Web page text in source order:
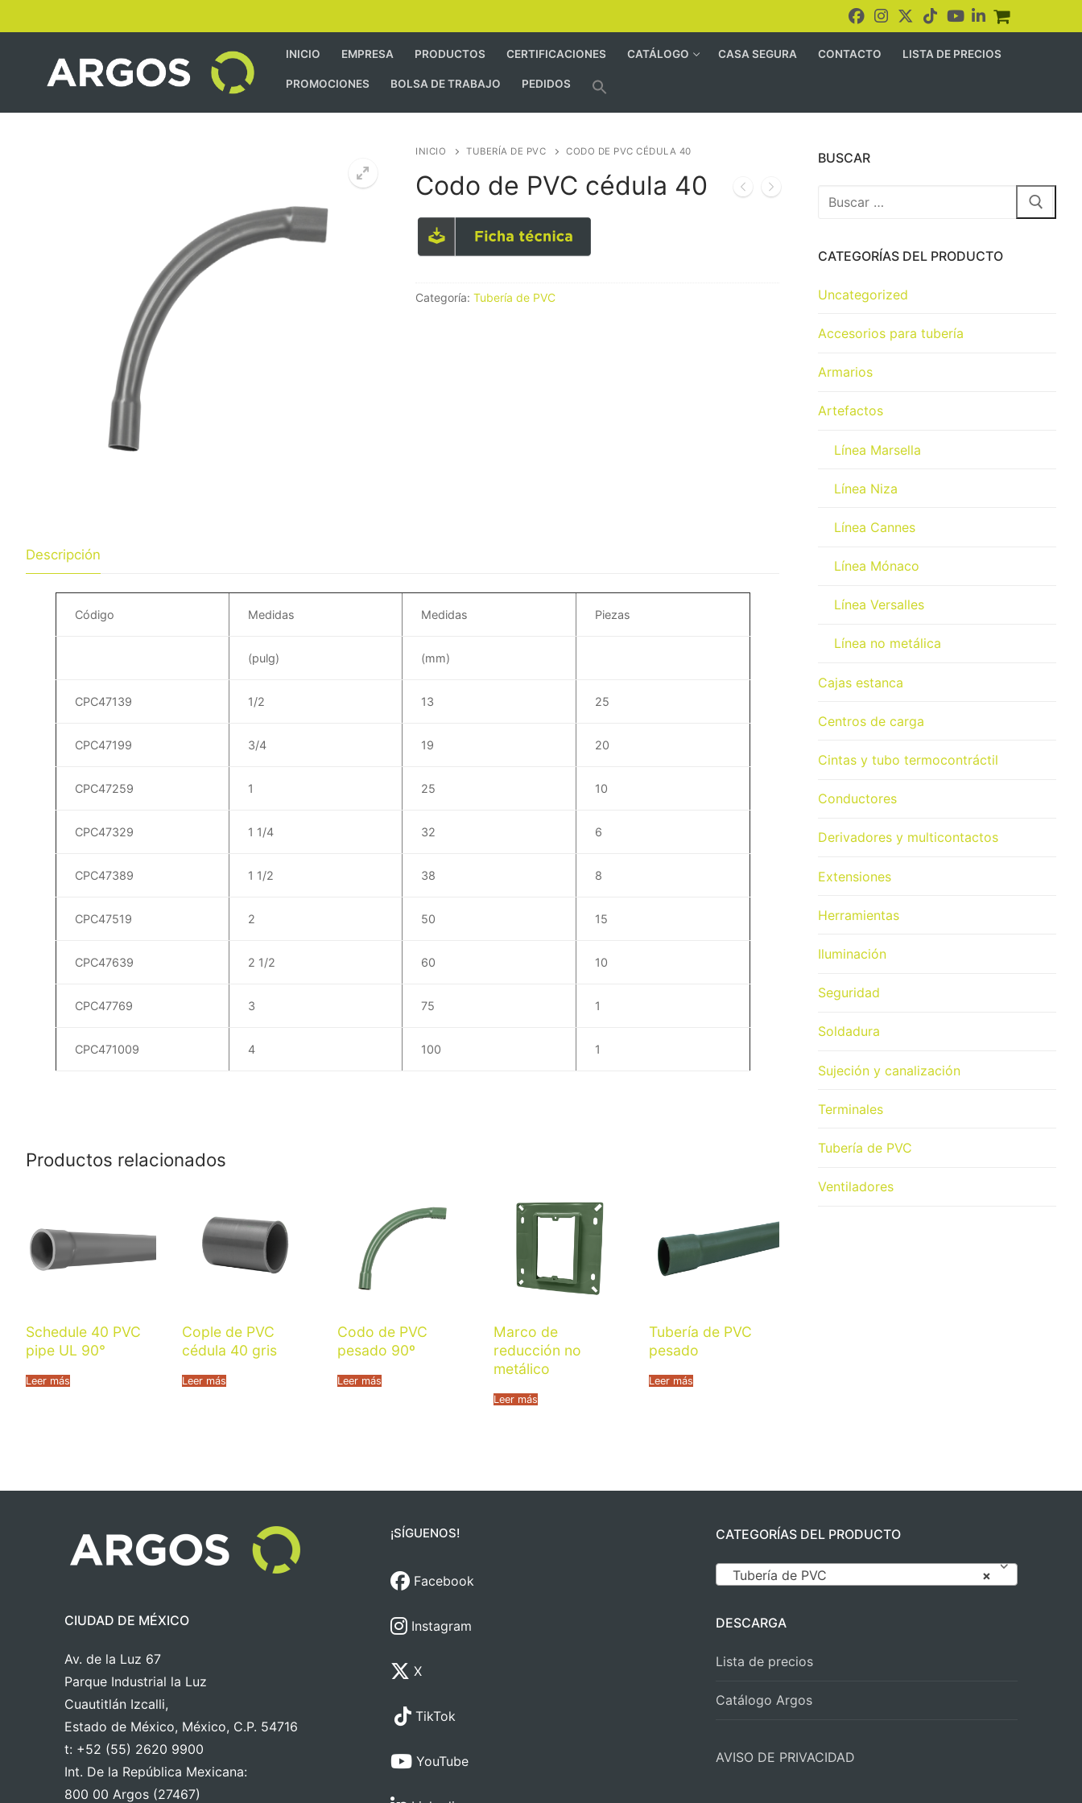
INICIO EMPRESA PRODUCTOS CERTIFICACIONES CATÁLOGO CASA SEGURA CONTACTO LISTA DE PRECIOS
PROMOCIONES BOLSA DE TRABAJO PEDIDOS
INICIO TUBERÍA DE PVC CODO DE PVC CÉDULA 40
Codo de PVC cédula 40
Categoría: Tubería de PVC
Descripción
Código Medidas Medidas Piezas
(pulg) (mm)
CPC47139 1/2 13 25
CPC47199 3/4 19 20
CPC47259 1 25 10
CPC47329 1 1/4 32 6
CPC47389 1 1/2 38 8
CPC47519 2 50 15
CPC47639 2 1/2 60 10
CPC47769 3 75 1
CPC471009 4 100 1
Productos relacionados
Schedule 40 PVC
pipe UL 90°
Leer más
Cople de PVC
cédula 40 gris
Leer más
Codo de PVC
pesado 90º
Leer más
Marco de
reducción no
metálico
Leer más
Tubería de PVC
pesado
Leer más
BUSCAR
CATEGORÍAS DEL PRODUCTO
Uncategorized
Accesorios para tubería
Armarios
Artefactos
Línea Marsella
Línea Niza
Línea Cannes
Línea Mónaco
Línea Versalles
Línea no metálica
Cajas estanca
Centros de carga
Cintas y tubo termocontráctil
Conductores
Derivadores y multicontactos
Extensiones
Herramientas
Iluminación
Seguridad
Soldadura
Sujeción y canalización
Terminales
Tubería de PVC
Ventiladores
CIUDAD DE MÉXICO
Av. de la Luz 67
Parque Industrial la Luz
Cuautitlán Izcalli,
Estado de México, México, C.P. 54716
t: +52 (55) 2620 9900
Int. De la República Mexicana:
800 00 Argos (27467)
¡SÍGUENOS!
Facebook
Instagram
X
TikTok
YouTube
CATEGORÍAS DEL PRODUCTO
×
Tubería de PVC
DESCARGA
Lista de precios
Catálogo Argos
AVISO DE PRIVACIDAD